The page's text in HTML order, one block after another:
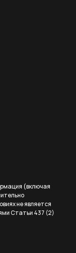
(включая
не является
Статьи 437 (2)